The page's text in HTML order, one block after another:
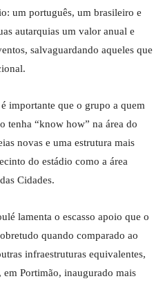
um português, um brasileiro e
autarquias um valor anual e
salvaguardando aqueles que
importante que o grupo a quem
tenha “know how” na área do
novas e uma estrutura mais
do estádio como a área
Cidades.
lamenta o escasso apoio que o
quando comparado ao
infraestruturas equivalentes,
Portimão, inaugurado mais